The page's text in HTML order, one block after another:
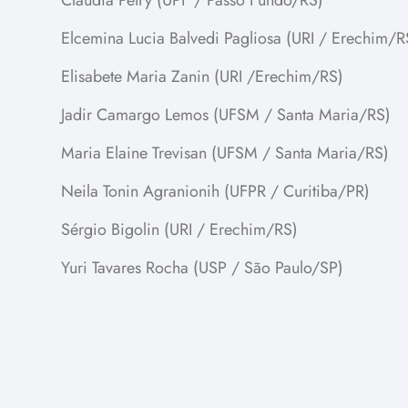
Elcemina Lucia Balvedi Pagliosa (URI / Erechim/
Elisabete Maria Zanin (URI /Erechim/RS)
Jadir Camargo Lemos (UFSM / Santa Maria/RS)
Maria Elaine Trevisan (UFSM / Santa Maria/RS)
Neila Tonin Agranionih (UFPR / Curitiba/PR)
Sérgio Bigolin (URI / Erechim/RS)
Yuri Tavares Rocha (USP / São Paulo/SP)